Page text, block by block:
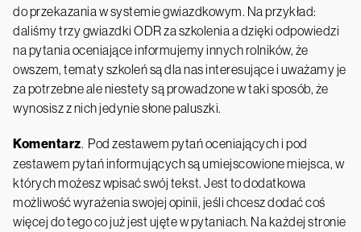
do przekazania w systemie gwiazdkowym. Na przykład:
daliśmy trzy gwiazdki ODR za szkolenia a dzięki odpowiedzi
na pytania oceniające informujemy innych rolników, że
owszem, tematy szkoleń są dla nas interesujące i uważamy je
za potrzebne ale niestety są prowadzone w taki sposób, że
wynosisz z nich jedynie słone paluszki.
Komentarz. Pod zestawem pytań oceniających i pod
zestawem pytań informujących są umiejscowione miejsca, w
których możesz wpisać swój tekst. Jest to dodatkowa
możliwość wyrażenia swojej opinii, jeśli chcesz dodać coś
więcej do tego co już jest ujęte w pytaniach. Na każdej stronie